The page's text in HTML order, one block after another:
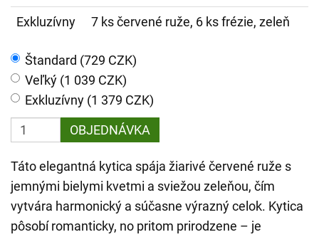
Exkluzívny
7 ks červené ruže, 6 ks frézie, zeleň
Štandard (729 CZK)
Veľký (1 039 CZK)
Exkluzívny (1 379 CZK)
OBJEDNÁVKA
Táto elegantná kytica spája žiarivé červené ruže s
jemnými bielymi kvetmi a sviežou zeleňou, čím
vytvára harmonický a súčasne výrazný celok. Kytica
pôsobí romanticky, no pritom prirodzene – je